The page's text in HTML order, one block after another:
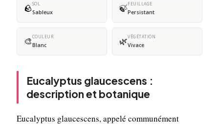
🪨SOL
Sableux 🍃FEUILLAGE
Persistant
🎨COULEUR
Blanc 🌿VÉGÉTATION
Vivace
Eucalyptus glaucescens :
description et botanique
Eucalyptus glaucescens, appelé communément